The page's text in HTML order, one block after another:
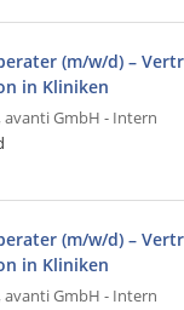
(m/w/d) –
in Kliniken
avanti GmbH - Intern
(m/w/d) –
in Kliniken
avanti GmbH - Intern